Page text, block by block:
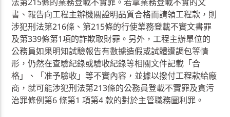
書、報告向工程主辦機關證明品質合格而請領工程款，則
涉犯刑法第216條、第215條的行使業務登載不實文書罪
及第339條第1項的詐欺取財罪。另外，工程主辦單位的
公務員如果明知試驗報告有數據造假或試體遭調包等情
形，仍然在查驗紀錄或驗收紀錄等相關文件記載「合
格」、「准予驗收」等不實內容，並據以撥付工程款給廠
商，就可能涉犯刑法第213條的公務員登載不實罪及貪污
治罪條例第6 條第1 項第4 款的對於主管職務圖利罪。